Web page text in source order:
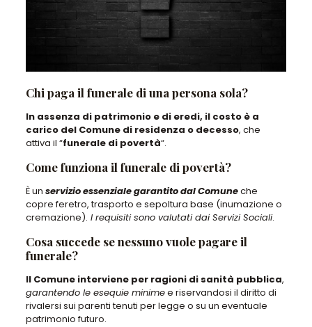
Chi paga il funerale di una persona sola?
In assenza di patrimonio e di eredi, il costo è a
carico del Comune di residenza o decesso, che
attiva il “funerale di povertà“.
Come funziona il funerale di povertà?
È un servizio essenziale garantito dal Comuneche
copre feretro, trasporto e sepoltura base (inumazione o
cremazione). I requisiti sono valutati dai Servizi Sociali.
Cosa succede se nessuno vuole pagare il
funerale?
Il Comune interviene per ragioni di sanità pubblica,
garantendo le esequie minimee riservandosi il diritto di
rivalersi sui parenti tenuti per legge o su un eventuale
patrimonio futuro.